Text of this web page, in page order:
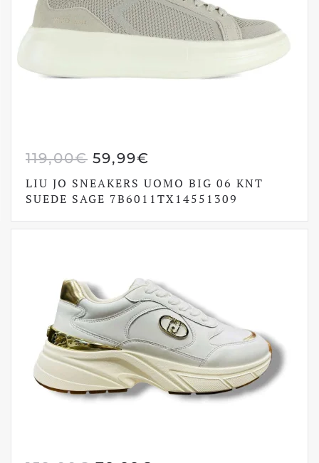
119,00€ IL
PREZZO
ORIGINALE
ERA:
59,99€
PREZZO
ATTUALE
È:
LIU JO SNEAKERS UOMO BIG 06 KNT
SUEDE SAGE 7B6011TX14551309